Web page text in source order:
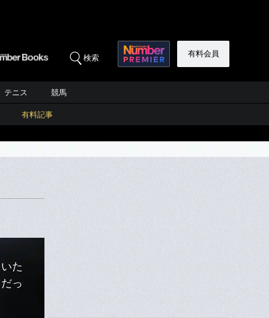
検索 有料会員
テニス 競馬
有料記事
た
っ